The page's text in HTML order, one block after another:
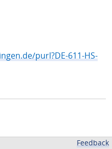
purl?DE-611-HS-
Feedback